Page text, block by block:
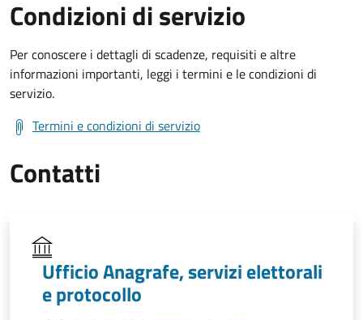
Condizioni di servizio
Per conoscere i dettagli di scadenze, requisiti e altre
informazioni importanti, leggi i termini e le condizioni di
servizio.
Termini e condizioni di servizio
Contatti
Ufficio Anagrafe, servizi elettorali
e protocollo